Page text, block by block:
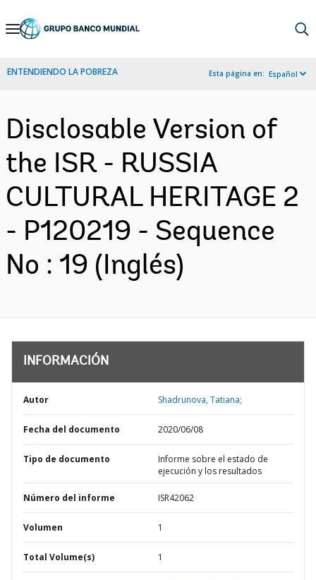
Skip
Navigation
ENTENDIENDO LA POBREZA Esta página en: Español
Disclosable Version of
the ISR - RUSSIA
CULTURAL HERITAGE 2
- P120219 - Sequence
No : 19 (Inglés)
INFORMACIÓN
Autor Shadrunova, Tatiana;
Fecha del documento 2020/06/08
Tipo de documento
Informe sobre el estado de
ejecución y los resultados
Número del informe ISR42062
Volumen 1
Total Volume(s) 1